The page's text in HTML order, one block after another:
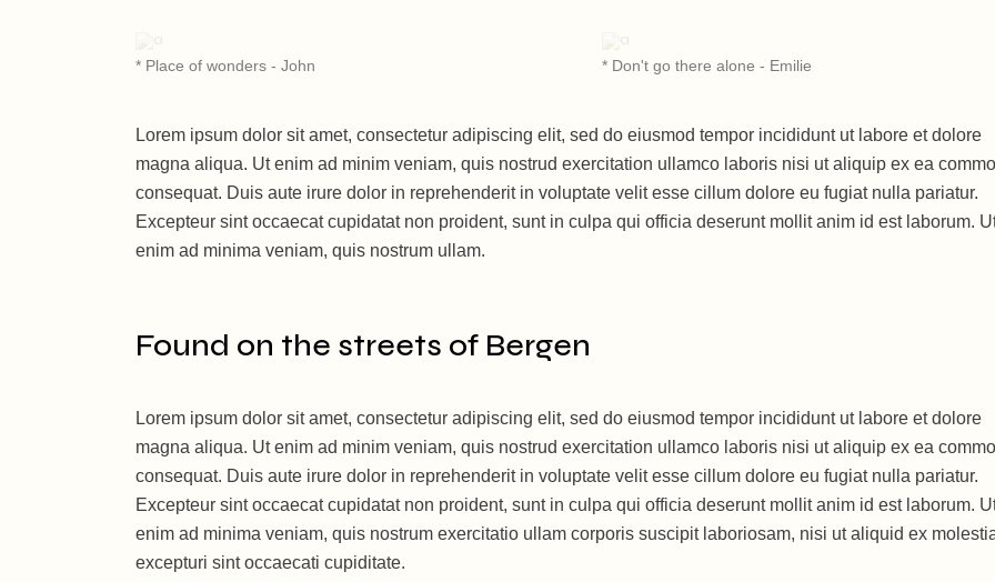
* Place of wonders - John * Don't go there alone - Emilie
Lorem ipsum dolor sit amet, consectetur adipiscing elit, sed do eiusmod tempor incididunt ut labore et dolore
magna aliqua. Ut enim ad minim veniam, quis nostrud exercitation ullamco laboris nisi ut aliquip ex ea
consequat. Duis aute irure dolor in reprehenderit in voluptate velit esse cillum dolore eu fugiat nulla pariatur.
Excepteur sint occaecat cupidatat non proident, sunt in culpa qui officia deserunt mollit anim id est laborum.
enim ad minima veniam, quis nostrum ullam.
Found on the streets of Bergen
Lorem ipsum dolor sit amet, consectetur adipiscing elit, sed do eiusmod tempor incididunt ut labore et dolore
magna aliqua. Ut enim ad minim veniam, quis nostrud exercitation ullamco laboris nisi ut aliquip ex ea
consequat. Duis aute irure dolor in reprehenderit in voluptate velit esse cillum dolore eu fugiat nulla pariatur.
Excepteur sint occaecat cupidatat non proident, sunt in culpa qui officia deserunt mollit anim id est laborum.
enim ad minima veniam, quis nostrum exercitatio ullam corporis suscipit laboriosam, nisi ut aliquid ex
excepturi sint occaecati cupiditate.